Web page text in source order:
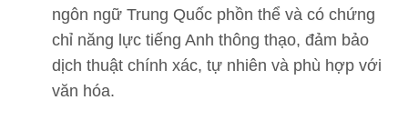
ngôn ngữ Trung Quốc phồn thể và có chứng
chỉ năng lực tiếng Anh thông thạo, đảm bảo
dịch thuật chính xác, tự nhiên và phù hợp với
văn hóa.